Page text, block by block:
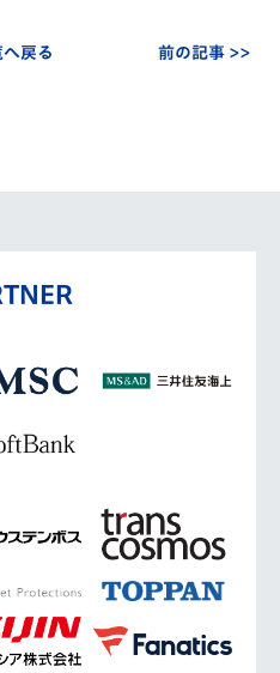
へ戻る 前の記事 >>